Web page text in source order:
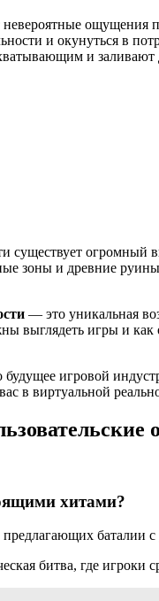
невероятные
и окунуться в
и заливают
существует огромный
зоны и древние
— это уникальная
выглядеть игры и
игровой
в виртуальной
хитами?
баталии
битва, где игроки